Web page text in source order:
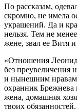
По рассказам,
скромно, не имела
украшений. Да и
нельзя. Тем не
жене, звал ее Витя
«Отношения
без
и нынешним
охранник
жена, домашняя
твоих